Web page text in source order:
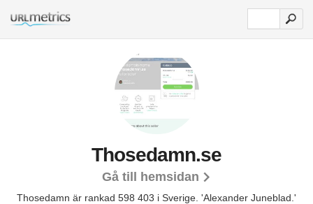
Thosedamn.se
Gå till hemsidan
Thosedamn är rankad 598 403 i Sverige. 'Alexander Juneblad.'